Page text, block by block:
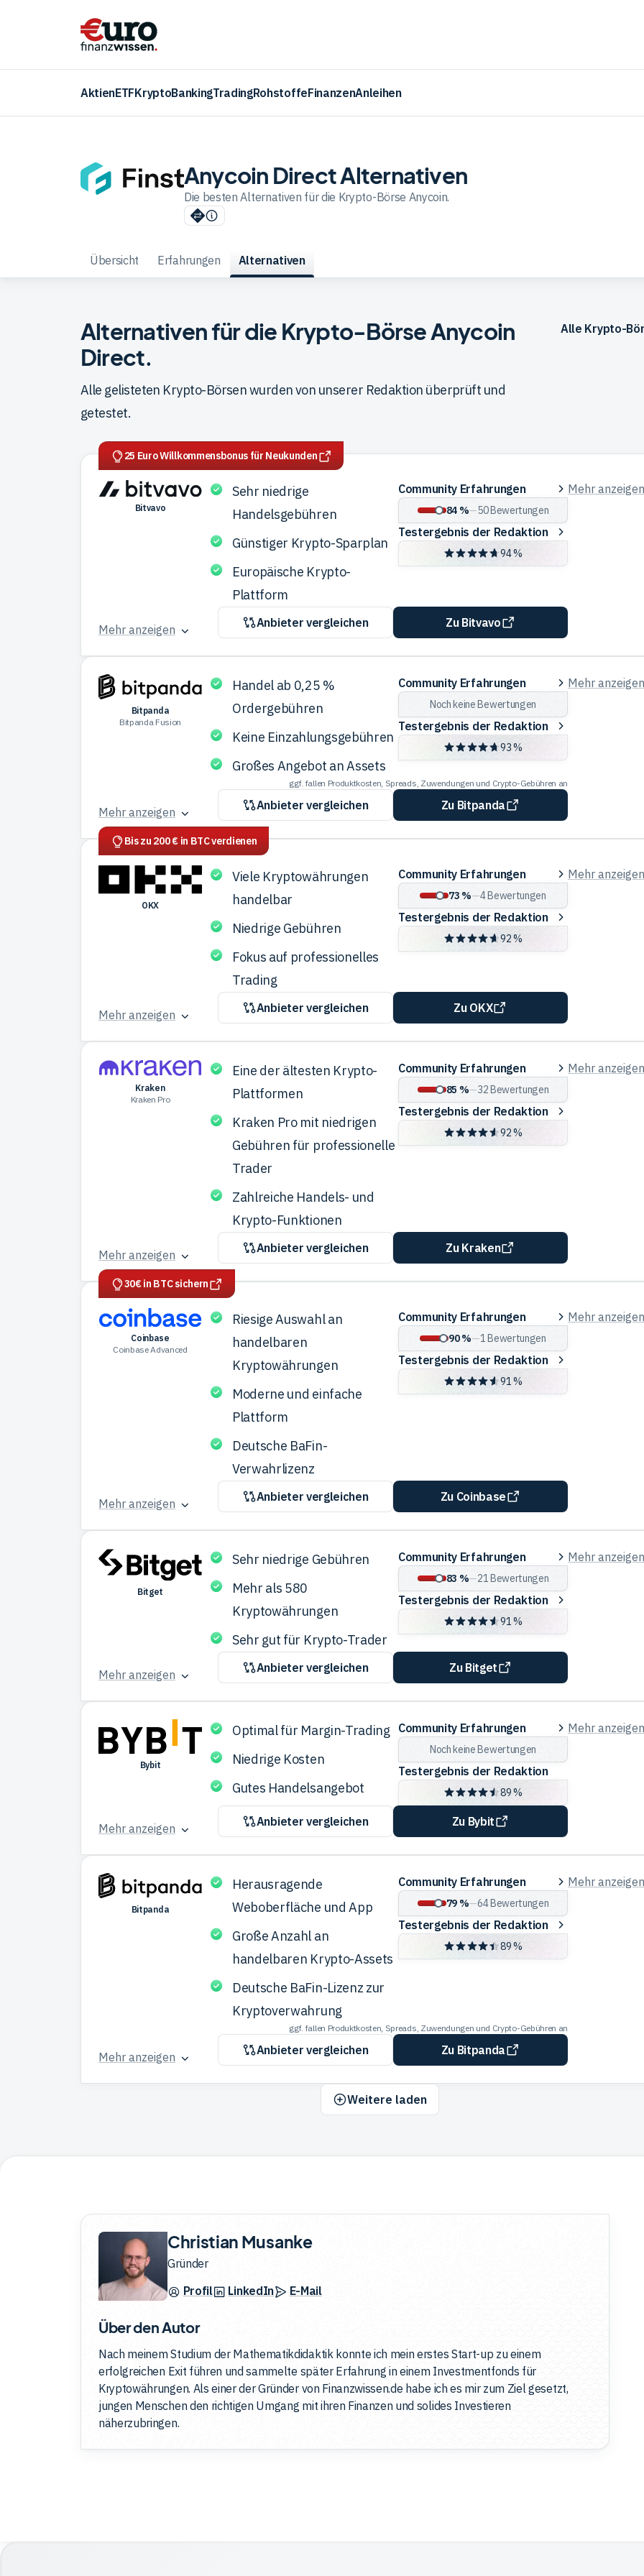
AktienETFKryptoBankingTradingRohstoffeFinanzenAnleihen
Anycoin Direct Alternativen
Die besten Alternativen für die Krypto-Börse Anycoin.
Übersicht Erfahrungen Alternativen
Alternativen für die Krypto-Börse Anycoin
Direct.
Alle gelisteten Krypto-Börsen wurden von unserer Redaktion überprüft und
getestet.
Alle Krypto-
25 Euro Willkommensbonus für Neukunden
Bitvavo
Mehr anzeigen
Sehr niedrige
Handelsgebühren
Günstiger Krypto-Sparplan
Europäische Krypto-
Plattform
Community
Erfahrungen
Community Erfahrungen
84 %—50Bewertungen
Testergebnis
der
Redaktion
Testergebnis der Redaktion
94 %
Anbieter vergleichen Zu Bitvavo
Mehr anzeigen
Bitpanda
Bitpanda Fusion
Mehr anzeigen
Handel ab 0,25 %
Ordergebühren
Keine Einzahlungsgebühren
Großes Angebot an Assets
Community
Erfahrungen
Community Erfahrungen
Noch keine Bewertungen
Testergebnis
der
Redaktion
Testergebnis der Redaktion
93 %
ggf. fallen Produktkosten, Spreads, Zuwendungen und Crypto-Gebühren an
Anbieter vergleichen Zu Bitpanda
Mehr anzeigen
Bis zu 200 € in BTC verdienen
OKX
Mehr anzeigen
Viele Kryptowährungen
handelbar
Niedrige Gebühren
Fokus auf professionelles
Trading
Community
Erfahrungen
Community Erfahrungen
73 %—4Bewertungen
Testergebnis
der
Redaktion
Testergebnis der Redaktion
92 %
Anbieter vergleichen Zu OKX
Mehr anzeigen
Kraken
Kraken Pro
Mehr anzeigen
Eine der ältesten Krypto-
Plattformen
Kraken Pro mit niedrigen
Gebühren für professionelle
Trader
Zahlreiche Handels- und
Krypto-Funktionen
Community
Erfahrungen
Community Erfahrungen
85 %—32Bewertungen
Testergebnis
der
Redaktion
Testergebnis der Redaktion
92 %
Anbieter vergleichen Zu Kraken
Mehr anzeigen
30€ in BTC sichern
Coinbase
Coinbase Advanced
Mehr anzeigen
Riesige Auswahl an
handelbaren
Kryptowährungen
Moderne und einfache
Plattform
Deutsche BaFin-
Verwahrlizenz
Community
Erfahrungen
Community Erfahrungen
90 %—1Bewertungen
Testergebnis
der
Redaktion
Testergebnis der Redaktion
91 %
Anbieter vergleichen Zu Coinbase
Mehr anzeigen
Bitget
Mehr anzeigen
Sehr niedrige Gebühren
Mehr als 580
Kryptowährungen
Sehr gut für Krypto-Trader
Community
Erfahrungen
Community Erfahrungen
83 %—21Bewertungen
Testergebnis
der
Redaktion
Testergebnis der Redaktion
91 %
Anbieter vergleichen Zu Bitget
Mehr anzeigen
Bybit
Mehr anzeigen
Optimal für Margin-Trading
Niedrige Kosten
Gutes Handelsangebot
Community
Erfahrungen
Community Erfahrungen
Noch keine Bewertungen
Testergebnis der Redaktion
89 %
Anbieter vergleichen Zu Bybit
Mehr anzeigen
Bitpanda
Mehr anzeigen
Herausragende
Weboberfläche und App
Große Anzahl an
handelbaren Krypto-Assets
Deutsche BaFin-Lizenz zur
Kryptoverwahrung
Community
Erfahrungen
Community Erfahrungen
79 %—64Bewertungen
Testergebnis
der
Redaktion
Testergebnis der Redaktion
89 %
ggf. fallen Produktkosten, Spreads, Zuwendungen und Crypto-Gebühren an
Anbieter vergleichen Zu Bitpanda
Mehr anzeigen
Weitere laden
Christian Musanke
Gründer
Profil
LinkedIn E-Mail
Über den Autor
Nach meinem Studium der Mathematikdidaktik konnte ich mein erstes Start-up zu einem
erfolgreichen Exit führen und sammelte später Erfahrung in einem Investmentfonds für
Kryptowährungen. Als einer der Gründer von Finanzwissen.de habe ich es mir zum Ziel gesetzt,
jungen Menschen den richtigen Umgang mit ihren Finanzen und solides Investieren
näherzubringen.